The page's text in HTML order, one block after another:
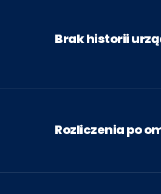
Brak historii
Rozliczenia po